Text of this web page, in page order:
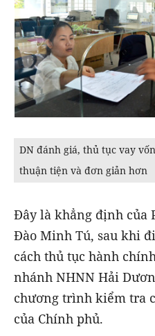
DN đánh giá, thủ tục vay
thuận tiện và đơn giản hơn
Đây là khẳng định của
Đào Minh Tú, sau khi
cách thủ tục hành
nhánh NHNN Hải
chương trình kiểm tra
của Chính phủ.